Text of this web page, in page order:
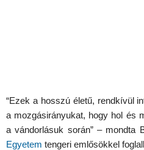
“Ezek a hosszú életű, rendkívül
a mozgásirányukat, hogy hol és
a vándorlásuk során” – mondta
Egyetem tengeri emlősökkel